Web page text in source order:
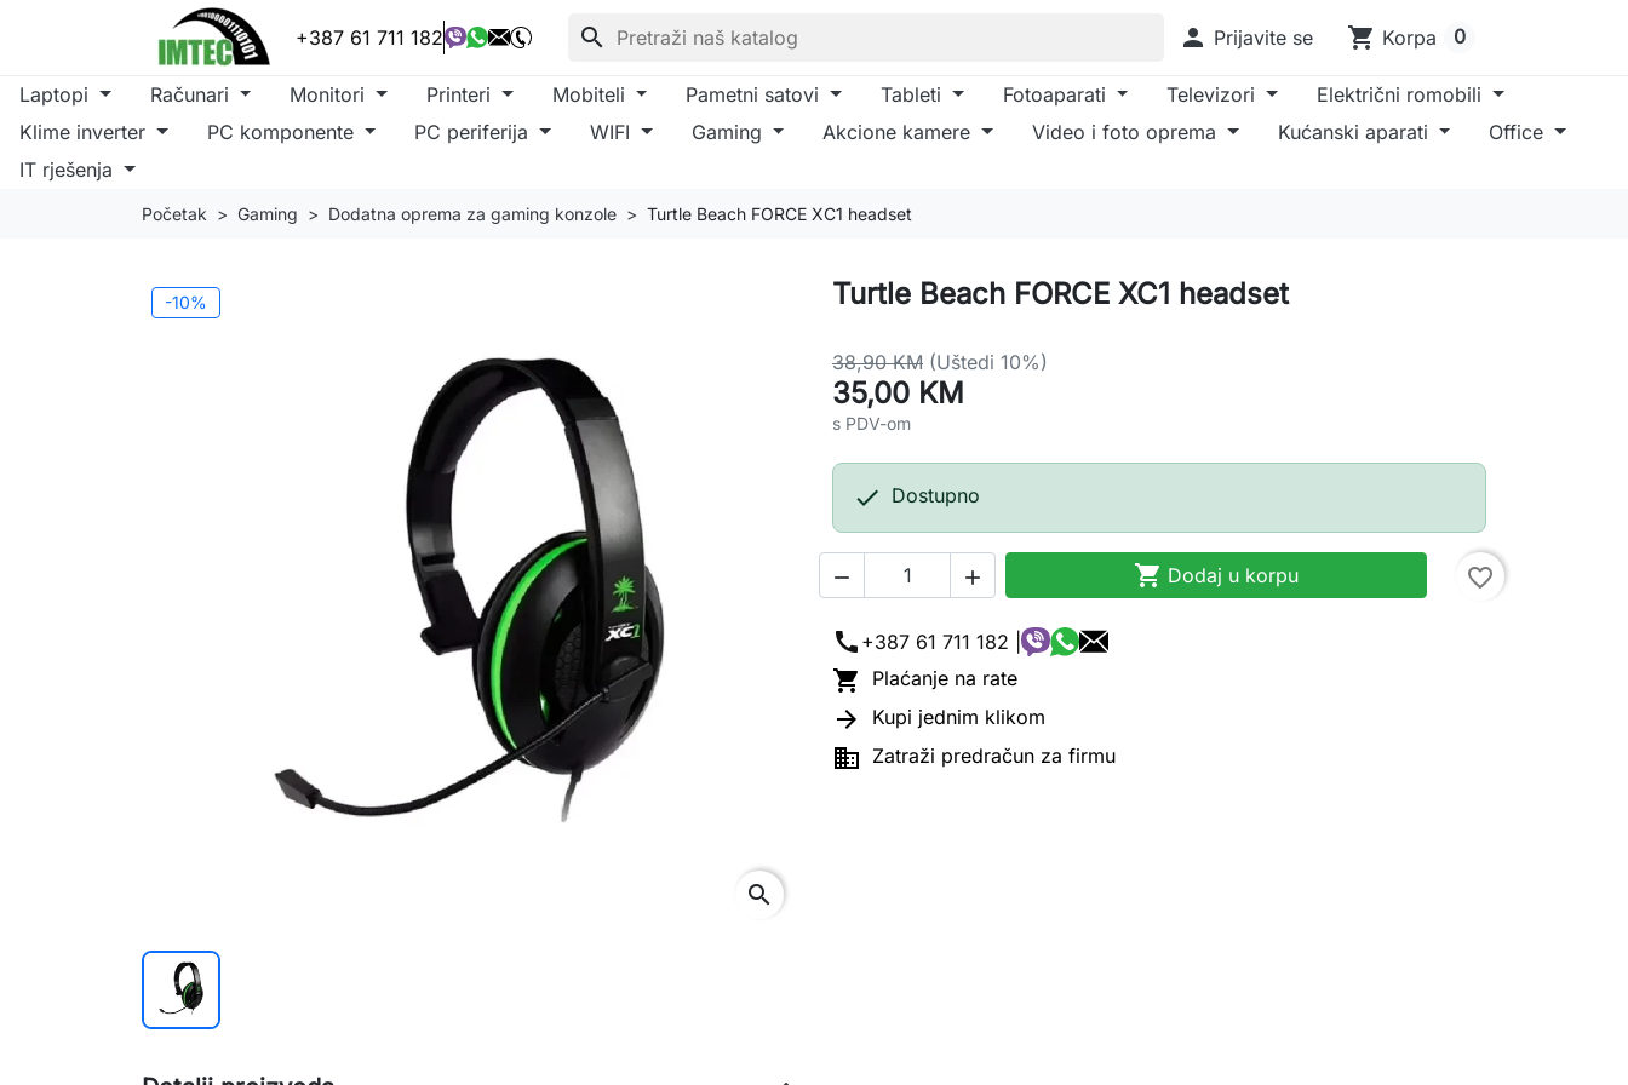
+387 61 711 182 search  Prijavite se shopping_cart Korpa 0
Laptopi Računari Monitori Printeri Mobiteli Pametni satovi Tableti Fotoaparati Televizori
Električni romobili
Klime inverter
PC komponente PC periferija WIFI Gaming Akcione kamere Video i foto oprema Kućanski aparati
Office
IT rješenja
Početak Gaming Dodatna oprema za gaming konzole Turtle Beach FORCE XC1 headset
-10%
search
Turtle Beach FORCE XC1 headset
38,90 KM (Uštedi 10%)
35,00 KM
s PDV-om
 Dostupno
   Dodaj u korpu favorite_border
call +387 61 711 182 |
 Plaćanje na rate
 Kupi jednim klikom
 Zatraži predračun za firmu